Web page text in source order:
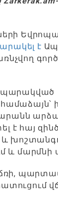
է
ի
է հայ
և
և մարմնի